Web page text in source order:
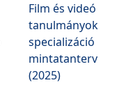
Film és videó
tanulmányok
specializáció
mintatanterv
(2025)